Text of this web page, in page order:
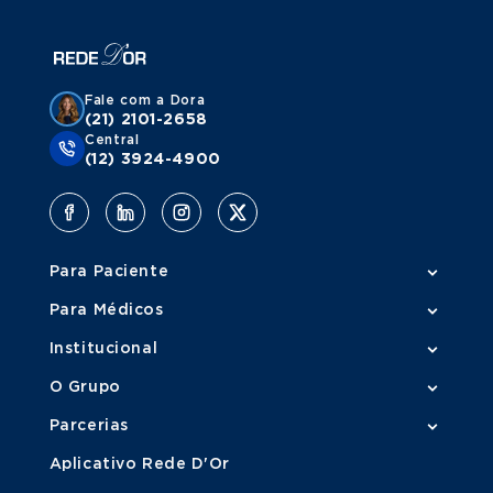
Fale com a Dora
(21) 2101-2658
Central
(12) 3924-4900
Para Paciente
Para Médicos
Institucional
O Grupo
Parcerias
Aplicativo Rede D'Or